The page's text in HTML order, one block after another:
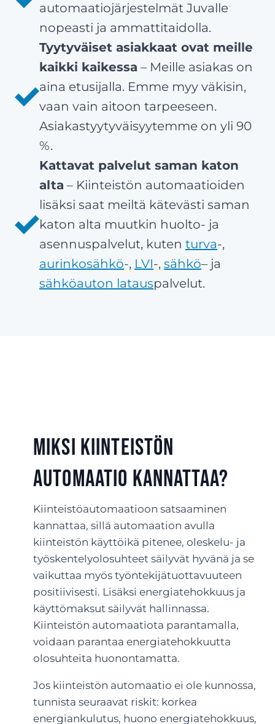
automaatiojärjestelmät Juvalle
nopeasti ja ammattitaidolla.
Tyytyväiset asiakkaat ovat meille
kaikki kaikessa – Meille asiakas on
aina etusijalla. Emme myy väkisin,
vaan vain aitoon tarpeeseen.
Asiakastyytyväisyytemme on yli 90
%.
Kattavat palvelut saman katon
alta – Kiinteistön automaatioiden
lisäksi saat meiltä kätevästi saman
katon alta muutkin huolto- ja
asennuspalvelut, kuten turva-,
aurinkosähkö-, LVI-, sähkö– ja
sähköauton latauspalvelut.
Miksi kiinteistön
automaatio kannattaa?
Kiinteistöautomaatioon satsaaminen
kannattaa, sillä automaation avulla
kiinteistön käyttöikä pitenee, oleskelu- ja
työskentelyolosuhteet säilyvät hyvänä ja se
vaikuttaa myös työntekijätuottavuuteen
positiivisesti. Lisäksi energiatehokkuus ja
käyttömaksut säilyvät hallinnassa.
Kiinteistön automaatiota parantamalla,
voidaan parantaa energiatehokkuutta
olosuhteita huonontamatta.
Jos kiinteistön automaatio ei ole kunnossa,
tunnista seuraavat riskit: korkea
energiankulutus, huono energiatehokkuus,